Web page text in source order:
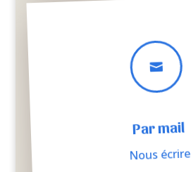

Par mail
Nous écrire